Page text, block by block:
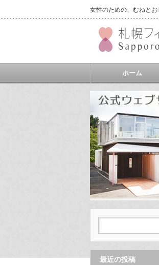
女性のための、むねと
ホーム
最近の投稿